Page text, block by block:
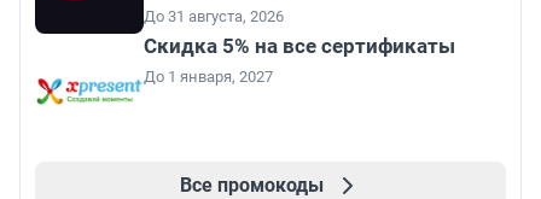
До 31 августа, 2026
Скидка 5% на все сертификаты
До 1 января, 2027
Все промокоды